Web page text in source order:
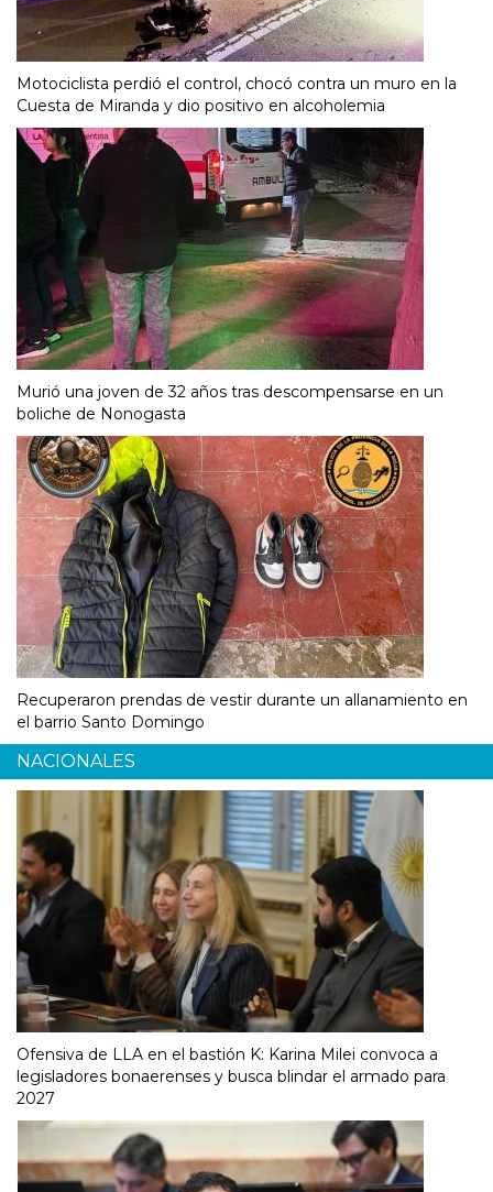
Motociclista perdió el control, chocó contra un muro en la
Cuesta de Miranda y dio positivo en alcoholemia
Murió una joven de 32 años tras descompensarse en un
boliche de Nonogasta
Recuperaron prendas de vestir durante un allanamiento en
el barrio Santo Domingo
NACIONALES
Ofensiva de LLA en el bastión K: Karina Milei convoca a
legisladores bonaerenses y busca blindar el armado para
2027